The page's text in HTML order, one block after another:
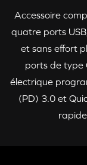
Accessoire
quatre ports
et sans effort
ports de type
électrique
(PD) 3.0 et